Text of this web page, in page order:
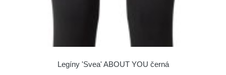
Legíny 'Svea' ABOUT YOU černá